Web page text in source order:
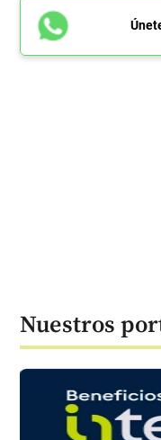
Nuestros